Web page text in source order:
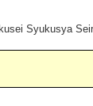
Syukusya